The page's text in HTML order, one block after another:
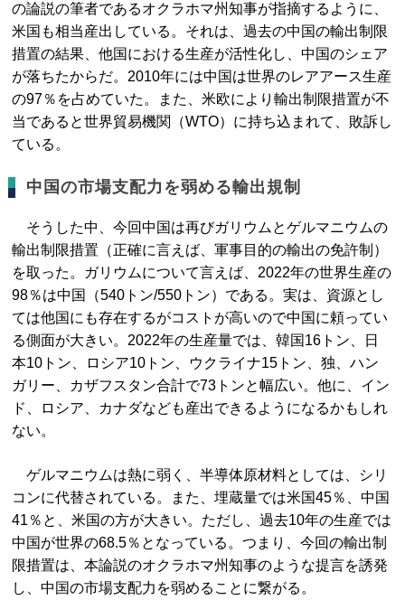
の論説の筆者であるオクラホマ州知事が指摘するように、
米国も相当産出している。それは、過去の中国の輸出制限
措置の結果、他国における生産が活性化し、中国のシェア
が落ちたからだ。2010年には中国は世界のレアアース生産
の97％を占めていた。また、米欧により輸出制限措置が不
当であると世界貿易機関（WTO）に持ち込まれて、敗訴し
ている。
中国の市場支配力を弱める輸出規制
そうした中、今回中国は再びガリウムとゲルマニウムの
輸出制限措置（正確に言えば、軍事目的の輸出の免許制）
を取った。ガリウムについて言えば、2022年の世界生産の
98％は中国（540トン/550トン）である。実は、資源とし
ては他国にも存在するがコストが高いので中国に頼ってい
る側面が大きい。2022年の生産量では、韓国16トン、日
本10トン、ロシア10トン、ウクライナ15トン、独、ハン
ガリー、カザフスタン合計で73トンと幅広い。他に、イン
ド、ロシア、カナダなども産出できるようになるかもしれ
ない。
ゲルマニウムは熱に弱く、半導体原材料としては、シリ
コンに代替されている。また、埋蔵量では米国45％、中国
41％と、米国の方が大きい。ただし、過去10年の生産では
中国が世界の68.5％となっている。つまり、今回の輸出制
限措置は、本論説のオクラホマ州知事のような提言を誘発
し、中国の市場支配力を弱めることに繋がる。